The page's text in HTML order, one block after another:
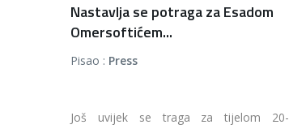
Nastavlja se potraga za Esadom
Omersoftićem...
Pisao : Press
Još uvijek se traga za tijelom 20-